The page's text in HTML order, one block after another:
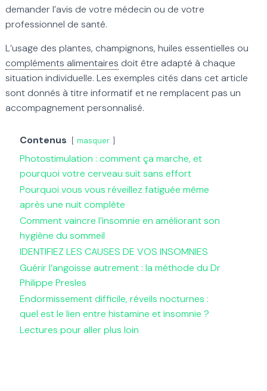
demander l’avis de votre médecin ou de votre
professionnel de santé.
L’usage des plantes, champignons, huiles essentielles ou
compléments alimentaires doit être adapté à chaque
situation individuelle. Les exemples cités dans cet article
sont donnés à titre informatif et ne remplacent pas un
accompagnement personnalisé.
Contenus masquer
Photostimulation : comment ça marche, et
pourquoi votre cerveau suit sans effort
Pourquoi vous vous réveillez fatiguée même
après une nuit complète
Comment vaincre l’insomnie en améliorant son
hygiène du sommeil
IDENTIFIEZ LES CAUSES DE VOS INSOMNIES
Guérir l’angoisse autrement : la méthode du Dr
Philippe Presles
Endormissement difficile, réveils nocturnes :
quel est le lien entre histamine et insomnie ?
Lectures pour aller plus loin